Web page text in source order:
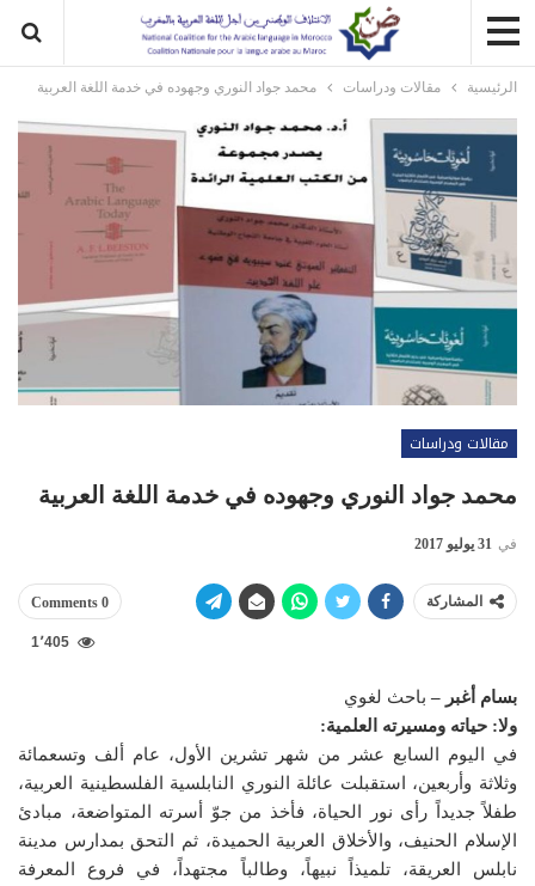
الرئيسية مقالات ودراسات محمد جواد النوري وجهوده في خدمة اللغة العربية
مقالات ودراسات
محمد جواد النوري وجهوده في خدمة اللغة العربية
في 31 يوليو 2017
المشاركة 0 Comments
1٬405
بسام أغبر – باحث لغوي
ولا: حياته ومسيرته العلمية:
في اليوم السابع عشر من شهر تشرين الأول، عام ألف وتسعمائة
وثلاثة وأربعين، استقبلت عائلة النوري النابلسية الفلسطينية العربية،
طفلاً جديداً رأى نور الحياة، فأخذ من جوّ أسرته المتواضعة، مبادئ
الإسلام الحنيف، والأخلاق العربية الحميدة، ثم التحق بمدارس مدينة
نابلس العريقة، تلميذاً نبيهاً، وطالباً مجتهداً، في فروع المعرفة